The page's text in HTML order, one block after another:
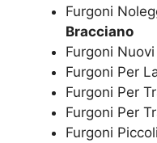
Furgoni
Bracciano
Furgoni
Furgoni Per
Furgoni Per
Furgoni Per
Furgoni Piccoli